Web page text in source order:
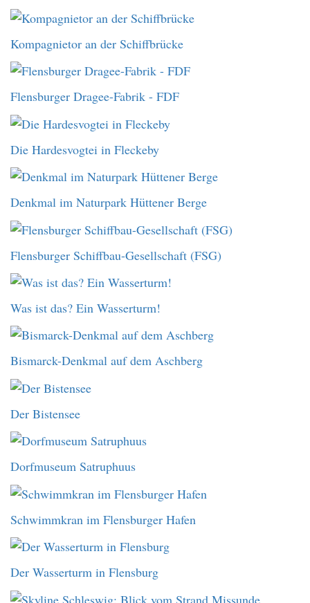
Kompagnietor an der Schiffbrücke
Flensburger Dragee-Fabrik - FDF
Die Hardesvogtei in Fleckeby
Denkmal im Naturpark Hüttener Berge
Flensburger Schiffbau-Gesellschaft (FSG)
Was ist das? Ein Wasserturm!
Bismarck-Denkmal auf dem Aschberg
Der Bistensee
Dorfmuseum Satruphuus
Schwimmkran im Flensburger Hafen
Der Wasserturm in Flensburg